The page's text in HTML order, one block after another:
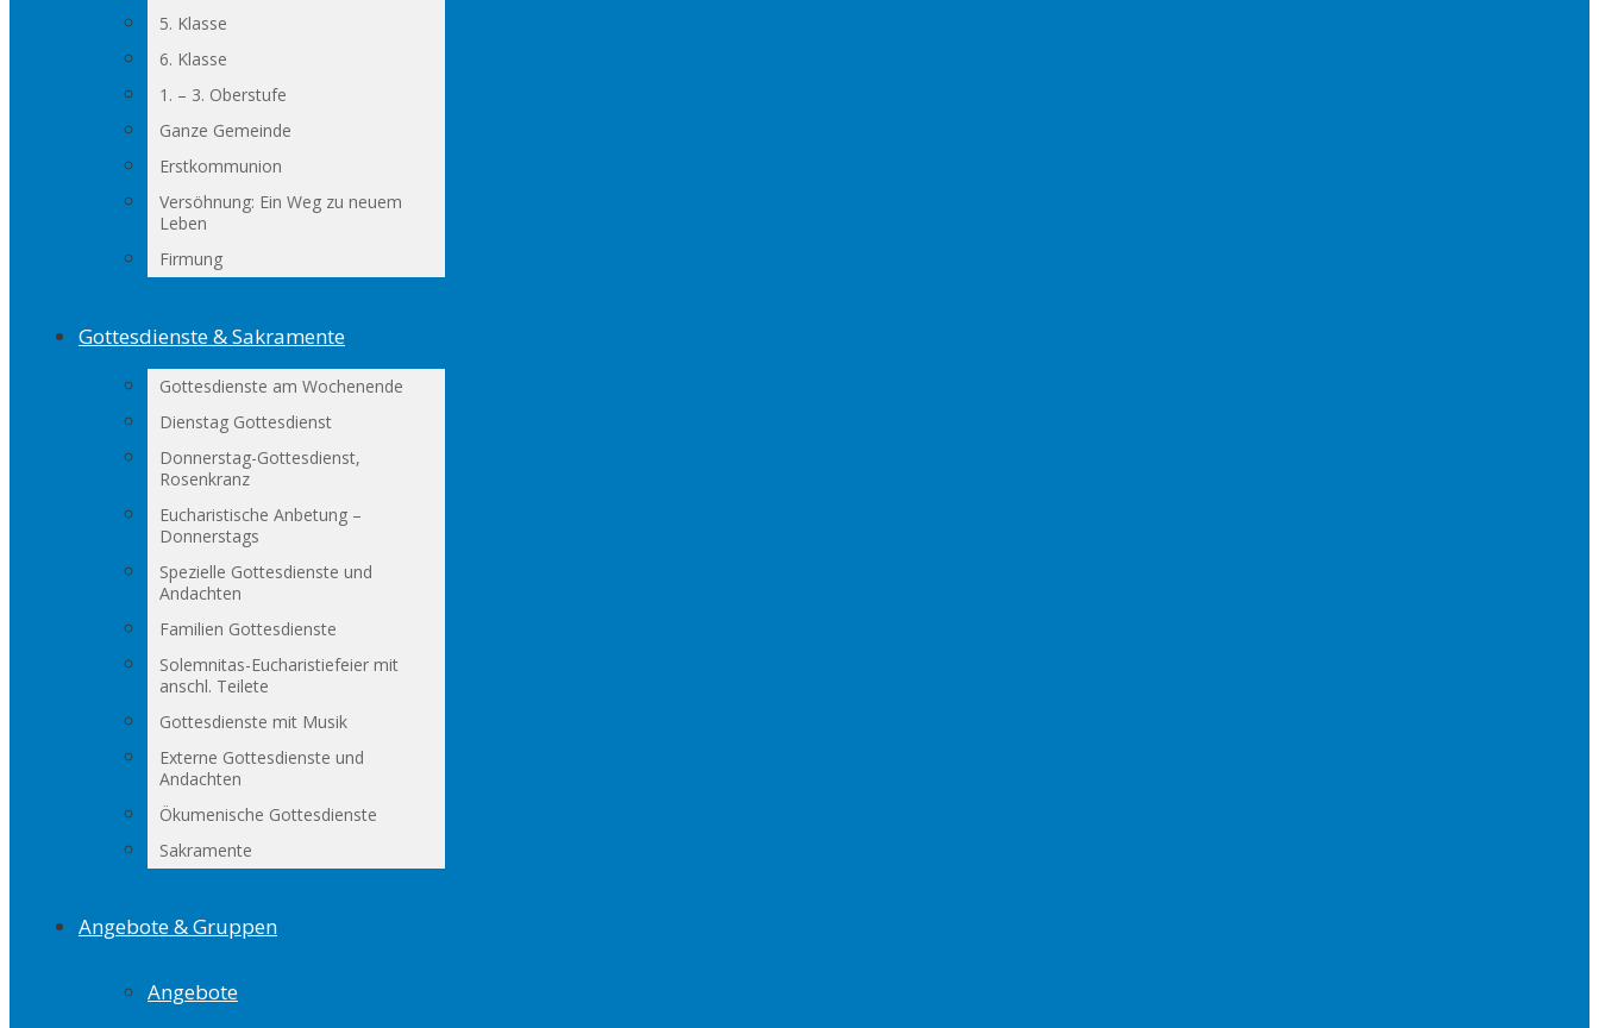
5. Klasse
6. Klasse
1. – 3. Oberstufe
Ganze Gemeinde
Erstkommunion
Versöhnung: Ein Weg zu neuem
Leben
Firmung
Gottesdienste & Sakramente
Gottesdienste am Wochenende
Dienstag Gottesdienst
Donnerstag-Gottesdienst,
Rosenkranz
Eucharistische Anbetung –
Donnerstags
Spezielle Gottesdienste und
Andachten
Familien Gottesdienste
Solemnitas-Eucharistiefeier mit
anschl. Teilete
Gottesdienste mit Musik
Externe Gottesdienste und
Andachten
Ökumenische Gottesdienste
Sakramente
Angebote & Gruppen
Angebote